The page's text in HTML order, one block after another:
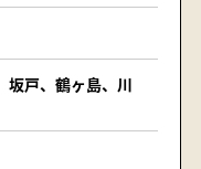
坂戸、鶴ヶ島、川